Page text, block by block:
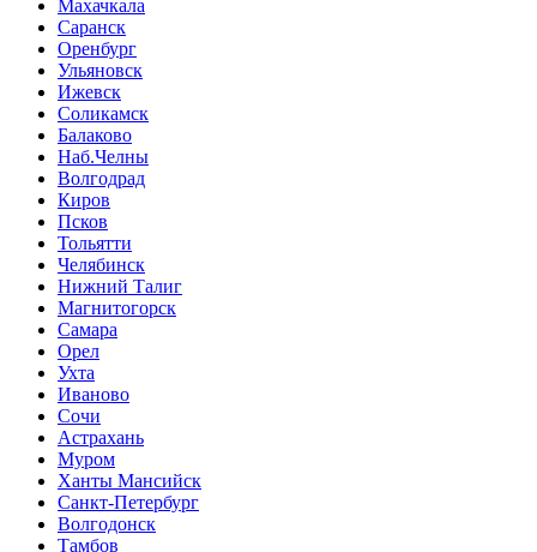
Махачкала
Саранск
Оренбург
Ульяновск
Ижевск
Соликамск
Балаково
Наб.Челны
Волгодрад
Киров
Псков
Тольятти
Челябинск
Нижний Талиг
Магнитогорск
Самара
Орел
Ухта
Иваново
Сочи
Астрахань
Муром
Ханты Мансийск
Санкт-Петербург
Волгодонск
Тамбов